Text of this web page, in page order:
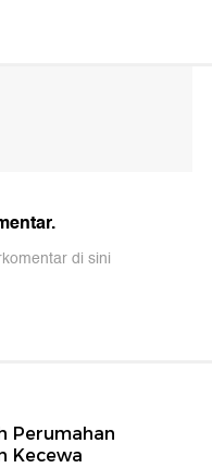
di sini
Perumahan
Kecewa